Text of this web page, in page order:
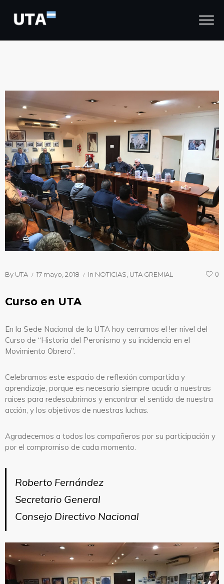
By UTA 17 mayo, 2018 In NOTICIAS UTA GREMIAL 0
Curso en UTA
En la Sede Nacional de la UTA hoy cerramos el !er nivel del
Curso de “Historia del Peronismo y su incidencia en el
Movimiento Obrero”.
Celebramos este espacio de reflexión compartida y
aprendizaje, porque es necesario siempre acudir a nuestras
raices para redescubrirnos y encontrar el sentido de nuestra
acción, y los objetivos de nuestras luchas.
Agradecemos a todos los compañeros por su participación y
por el compromiso de cada momento.
Roberto Fernández
Secretario General
Consejo Directivo Nacional